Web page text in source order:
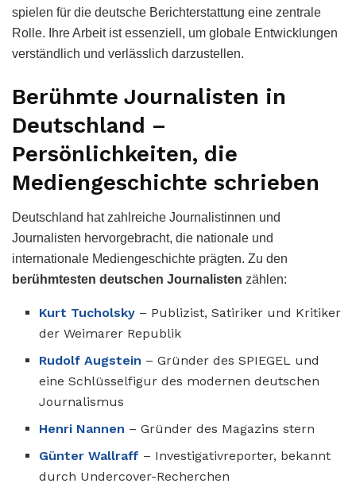
spielen für die deutsche Berichterstattung eine zentrale
Rolle. Ihre Arbeit ist essenziell, um globale Entwicklungen
verständlich und verlässlich darzustellen.
Berühmte Journalisten in
Deutschland –
Persönlichkeiten, die
Mediengeschichte schrieben
Deutschland hat zahlreiche Journalistinnen und
Journalisten hervorgebracht, die nationale und
internationale Mediengeschichte prägten. Zu den
berühmtesten deutschen Journalisten zählen:
Kurt Tucholsky – Publizist, Satiriker und Kritiker
der Weimarer Republik
Rudolf Augstein – Gründer des SPIEGEL und
eine Schlüsselfigur des modernen deutschen
Journalismus
Henri Nannen – Gründer des Magazins stern
Günter Wallraff – Investigativreporter, bekannt
durch Undercover-Recherchen